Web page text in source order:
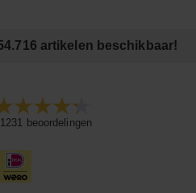
artikelen beschikbaar!
1231 beoordelingen